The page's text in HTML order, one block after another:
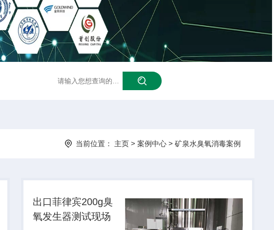
泳池臭氧
当前位置： 主页> 案例中心> 矿泉水臭氧消毒案例
出口菲律宾200g臭
氧发生器测试现场